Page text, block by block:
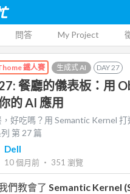
問答 My Project
鐵人賽 生成式 AI DAY27
餐廳的儀表板：用
的 AI 應用
好吃嗎？用 Semantic Kernel
第27 篇
Dell
10 個月前 ‧ 351 瀏覽
們教會了 Semantic Kernel